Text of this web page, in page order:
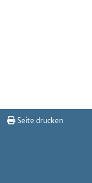
Seite drucken